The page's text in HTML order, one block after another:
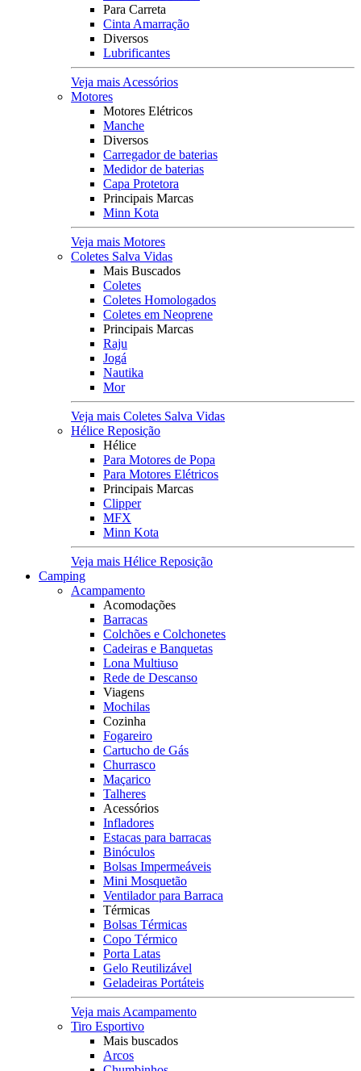
Para Carreta
Cinta Amarração
Diversos
Lubrificantes
Veja mais Acessórios
Motores
Motores Elétricos
Manche
Diversos
Carregador de baterias
Medidor de baterias
Capa Protetora
Principais Marcas
Minn Kota
Veja mais Motores
Coletes Salva Vidas
Mais Buscados
Coletes
Coletes Homologados
Coletes em Neoprene
Principais Marcas
Raju
Jogá
Nautika
Mor
Veja mais Coletes Salva Vidas
Hélice Reposição
Hélice
Para Motores de Popa
Para Motores Elétricos
Principais Marcas
Clipper
MFX
Minn Kota
Veja mais Hélice Reposição
Camping
Acampamento
Acomodações
Barracas
Colchões e Colchonetes
Cadeiras e Banquetas
Lona Multiuso
Rede de Descanso
Viagens
Mochilas
Cozinha
Fogareiro
Cartucho de Gás
Churrasco
Maçarico
Talheres
Acessórios
Infladores
Estacas para barracas
Binóculos
Bolsas Impermeáveis
Mini Mosquetão
Ventilador para Barraca
Térmicas
Bolsas Térmicas
Copo Térmico
Porta Latas
Gelo Reutilizável
Geladeiras Portáteis
Veja mais Acampamento
Tiro Esportivo
Mais buscados
Arcos